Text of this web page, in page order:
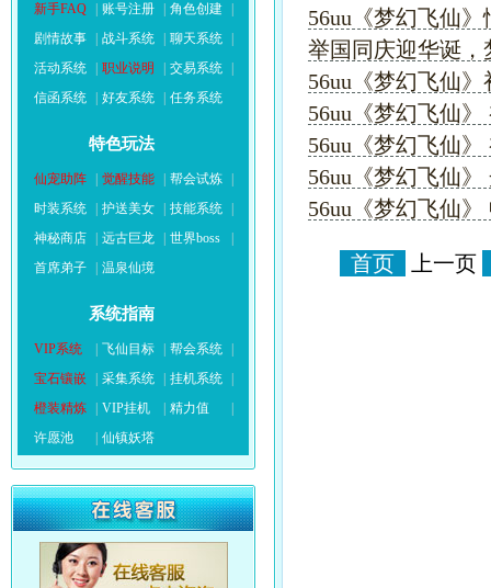
新手FAQ 账号注册 角色创建
剧情故事
战斗系统 聊天系统
活动系统
职业说明 交易系统
信函系统
好友系统 任务系统
特色玩法
仙宠助阵 觉醒技能 帮会试炼
时装系统
护送美女 技能系统
神秘商店
远古巨龙 世界boss
首席弟子
温泉仙境
系统指南
VIP系统 飞仙目标 帮会系统
宝石镶嵌
采集系统 挂机系统
橙装精炼
VIP挂机 精力值
许愿池
仙镇妖塔
56uu《梦幻飞仙
举国同庆迎华诞，
56uu《梦幻飞仙
56uu《梦幻飞仙
56uu《梦幻飞仙
56uu《梦幻飞仙
56uu《梦幻飞仙
首页 上一页